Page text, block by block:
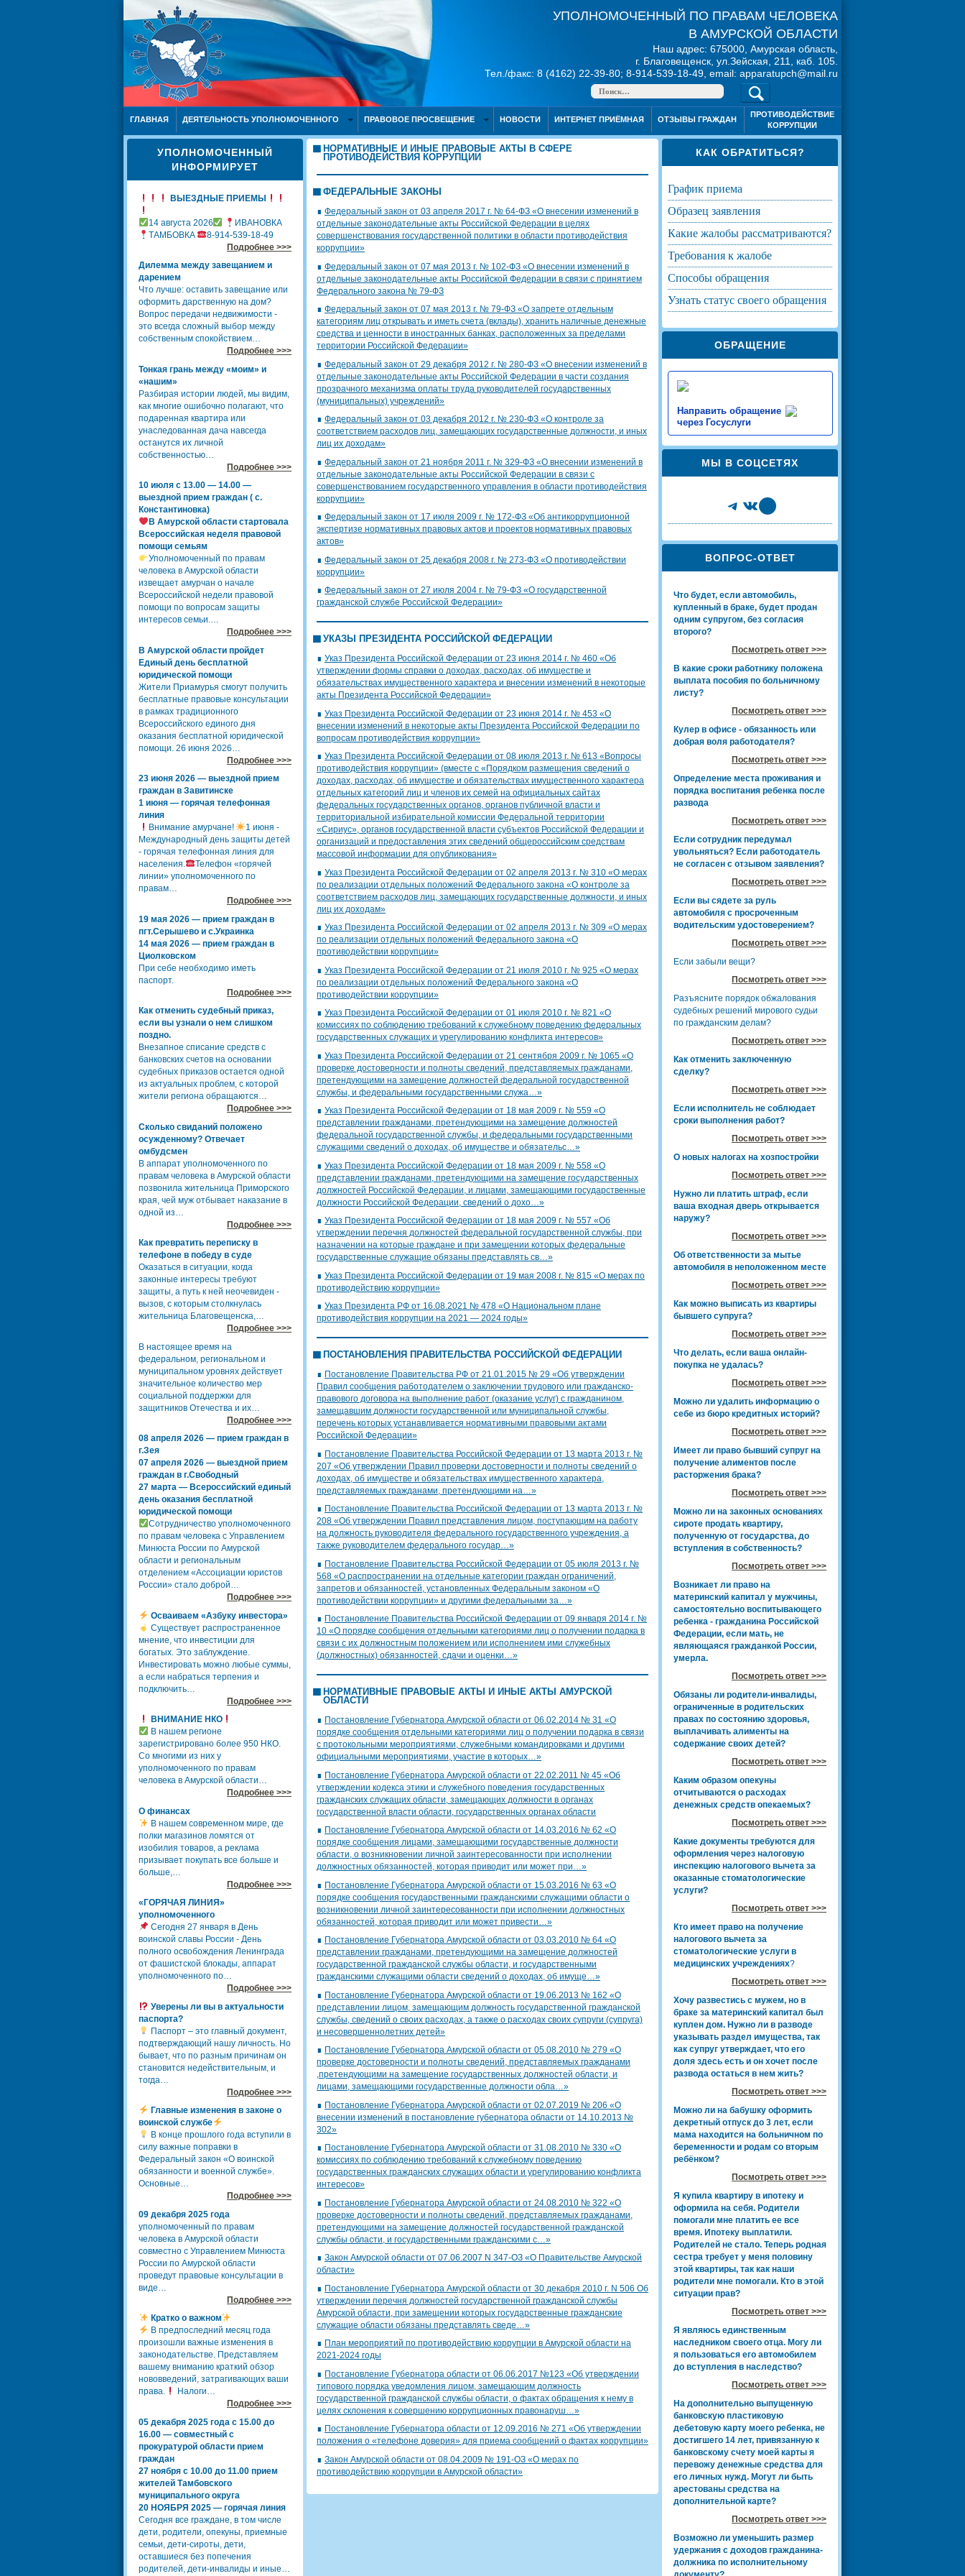
УПОЛНОМОЧЕННЫЙ ПО ПРАВАМ ЧЕЛОВЕКА
В АМУРСКОЙ ОБЛАСТИ
Наш адрес: 675000, Амурская область,
г. Благовещенск, ул.Зейская, 211, каб. 105.
Тел./факс: 8 (4162) 22-39-80; 8-914-539-18-49, email: apparatupch@mail.ru
ГЛАВНАЯ ДЕЯТЕЛЬНОСТЬ УПОЛНОМОЧЕННОГО ПРАВОВОЕ ПРОСВЕЩЕНИЕ НОВОСТИ ИНТЕРНЕТ ПРИЁМНАЯ ОТЗЫВЫ ГРАЖДАН
ПРОТИВОДЕЙСТВИЕ
КОРРУПЦИИ
УПОЛНОМОЧЕННЫЙ
ИНФОРМИРУЕТ
ВЫЕЗДНЫЕ ПРИЕМЫ
14 августа 2026
ИВАНОВКА
ТАМБОВКА
8-914-539-18-49
Подробнее >>>
Дилемма между завещанием и
дарением
Что лучше: оставить завещание или
оформить дарственную на дом?
Вопрос передачи недвижимости -
это всегда сложный выбор между
собственным спокойствием…
Подробнее >>>
Тонкая грань между «моим» и
«нашим»
Разбирая истории людей, мы видим,
как многие ошибочно полагают, что
подаренная квартира или
унаследованная дача навсегда
останутся их личной
собственностью…
Подробнее >>>
10 июля с 13.00 — 14.00 —
выездной прием граждан ( с.
Константиновка)
В Амурской области стартовала
Всероссийская неделя правовой
помощи семьям
Уполномоченный по правам
человека в Амурской области
извещает амурчан о начале
Всероссийской недели правовой
помощи по вопросам защиты
интересов семьи.…
Подробнее >>>
В Амурской области пройдет
Единый день бесплатной
юридической помощи
Жители Приамурья смогут получить
бесплатные правовые консультации
в рамках традиционного
Всероссийского единого дня
оказания бесплатной юридической
помощи. 26 июня 2026…
Подробнее >>>
23 июня 2026 — выездной прием
граждан в Завитинске
1 июня — горячая телефонная
линия
Внимание амурчане!
1 июня -
Международный день защиты детей
- горячая телефонная линия для
населения.
Телефон «горячей
линии» уполномоченного по
правам…
Подробнее >>>
19 мая 2026 — прием граждан в
пгт.Серышево и с.Украинка
14 мая 2026 — прием граждан в
Циолковском
При себе необходимо иметь
паспорт.
Подробнее >>>
Как отменить судебный приказ,
если вы узнали о нем слишком
поздно.
Внезапное списание средств с
банковских счетов на основании
судебных приказов остается одной
из актуальных проблем, с которой
жители региона обращаются…
Подробнее >>>
Сколько свиданий положено
осужденному? Отвечает
омбудсмен
В аппарат уполномоченного по
правам человека в Амурской области
позвонила жительница Приморского
края, чей муж отбывает наказание в
одной из…
Подробнее >>>
Как превратить переписку в
телефоне в победу в суде
Оказаться в ситуации, когда
законные интересы требуют
защиты, а путь к ней неочевиден -
вызов, с которым столкнулась
жительница Благовещенска,…
Подробнее >>>
В настоящее время на
федеральном, региональном и
муниципальном уровнях действует
значительное количество мер
социальной поддержки для
защитников Отечества и их…
Подробнее >>>
08 апреля 2026 — прием граждан в
г.Зея
07 апреля 2026 — выездной прием
граждан в г.Свободный
27 марта — Всероссийский единый
день оказания бесплатной
юридической помощи
Сотрудничество уполномоченного
по правам человека с Управлением
Минюста России по Амурской
области и региональным
отделением «Ассоциации юристов
России» стало доброй…
Подробнее >>>
Осваиваем «Азбуку инвестора»
Существует распространенное
мнение, что инвестиции для
богатых. Это заблуждение.
Инвестировать можно любые суммы,
а если набраться терпения и
подключить…
Подробнее >>>
ВНИМАНИЕ НКО
В нашем регионе
зарегистрировано более 950 НКО.
Со многими из них у
уполномоченного по правам
человека в Амурской области…
Подробнее >>>
О финансах
В нашем современном мире, где
полки магазинов ломятся от
изобилия товаров, а реклама
призывает покупать все больше и
больше,…
Подробнее >>>
«ГОРЯЧАЯ ЛИНИЯ»
уполномоченного
Сегодня 27 января в День
воинской славы России - День
полного освобождения Ленинграда
от фашистской блокады, аппарат
уполномоченного по…
Подробнее >>>
Уверены ли вы в актуальности
паспорта?
Паспорт – это главный документ,
подтверждающий нашу личность. Но
бывает, что по разным причинам он
становится недействительным, и
тогда…
Подробнее >>>
Главные изменения в законе о
воинской службе
В конце прошлого года вступили в
силу важные поправки в
Федеральный закон «О воинской
обязанности и военной службе».
Основные…
Подробнее >>>
09 декабря 2025 года
уполномоченный по правам
человека в Амурской области
совместно с Управлением Минюста
России по Амурской области
проведут правовые консультации в
виде…
Подробнее >>>
Кратко о важном
В предпоследний месяц года
произошли важные изменения в
законодательстве. Представляем
вашему вниманию краткий обзор
нововведений, затрагивающих ваши
права.
Налоги…
Подробнее >>>
05 декабря 2025 года с 15.00 до
16.00 — совместный с
прокуратурой области прием
граждан
27 ноября с 10.00 до 11.00 прием
жителей Тамбовского
муниципального округа
20 НОЯБРЯ 2025 — горячая линия
Сегодня все граждане, в том числе
дети, родители, опекуны, приемные
семьи, дети-сироты, дети,
оставшиеся без попечения
родителей, дети-инвалиды и иные…
НОРМАТИВНЫЕ И ИНЫЕ ПРАВОВЫЕ АКТЫ В СФЕРЕ
ПРОТИВОДЕЙСТВИЯ КОРРУПЦИИ
ФЕДЕРАЛЬНЫЕ ЗАКОНЫ
∎ Федеральный закон от 03 апреля 2017 г. № 64-ФЗ «О внесении изменений в
отдельные законодательные акты Российской Федерации в целях
совершенствования государственной политики в области противодействия
коррупции»
∎ Федеральный закон от 07 мая 2013 г. № 102-ФЗ «О внесении изменений в
отдельные законодательные акты Российской Федерации в связи с принятием
Федерального закона № 79-ФЗ
∎ Федеральный закон от 07 мая 2013 г. № 79-ФЗ «О запрете отдельным
категориям лиц открывать и иметь счета (вклады), хранить наличные денежные
средства и ценности в иностранных банках, расположенных за пределами
территории Российской Федерации»
∎ Федеральный закон от 29 декабря 2012 г. № 280-ФЗ «О внесении изменений в
отдельные законодательные акты Российской Федерации в части создания
прозрачного механизма оплаты труда руководителей государственных
(муниципальных) учреждений»
∎ Федеральный закон от 03 декабря 2012 г. № 230-ФЗ «О контроле за
соответствием расходов лиц, замещающих государственные должности, и иных
лиц их доходам»
∎ Федеральный закон от 21 ноября 2011 г. № 329-ФЗ «О внесении изменений в
отдельные законодательные акты Российской Федерации в связи с
совершенствованием государственного управления в области противодействия
коррупции»
∎ Федеральный закон от 17 июля 2009 г. № 172-ФЗ «Об антикоррупционной
экспертизе нормативных правовых актов и проектов нормативных правовых
актов»
∎ Федеральный закон от 25 декабря 2008 г. № 273-ФЗ «О противодействии
коррупции»
∎ Федеральный закон от 27 июля 2004 г. № 79-ФЗ «О государственной
гражданской службе Российской Федерации»
УКАЗЫ ПРЕЗИДЕНТА РОССИЙСКОЙ ФЕДЕРАЦИИ
∎ Указ Президента Российской Федерации от 23 июня 2014 г. № 460 «Об
утверждении формы справки о доходах, расходах, об имуществе и
обязательствах имущественного характера и внесении изменений в некоторые
акты Президента Российской Федерации»
∎ Указ Президента Российской Федерации от 23 июня 2014 г. № 453 «О
внесении изменений в некоторые акты Президента Российской Федерации по
вопросам противодействия коррупции»
∎ Указ Президента Российской Федерации от 08 июля 2013 г. № 613 «Вопросы
противодействия коррупции» (вместе с «Порядком размещения сведений о
доходах, расходах, об имуществе и обязательствах имущественного характера
отдельных категорий лиц и членов их семей на официальных сайтах
федеральных государственных органов, органов публичной власти и
территориальной избирательной комиссии Федеральной территории
«Сириус», органов государственной власти субъектов Российской Федерации и
организаций и предоставления этих сведений общероссийским средствам
массовой информации для опубликования»
∎ Указ Президента Российской Федерации от 02 апреля 2013 г. № 310 «О мерах
по реализации отдельных положений Федерального закона «О контроле за
соответствием расходов лиц, замещающих государственные должности, и иных
лиц их доходам»
∎ Указ Президента Российской Федерации от 02 апреля 2013 г. № 309 «О мерах
по реализации отдельных положений Федерального закона «О
противодействии коррупции»
∎ Указ Президента Российской Федерации от 21 июля 2010 г. № 925 «О мерах
по реализации отдельных положений Федерального закона «О
противодействии коррупции»
∎ Указ Президента Российской Федерации от 01 июля 2010 г. № 821 «О
комиссиях по соблюдению требований к служебному поведению федеральных
государственных служащих и урегулированию конфликта интересов»
∎ Указ Президента Российской Федерации от 21 сентября 2009 г. № 1065 «О
проверке достоверности и полноты сведений, представляемых гражданами,
претендующими на замещение должностей федеральной государственной
службы, и федеральными государственными служа…»
∎ Указ Президента Российской Федерации от 18 мая 2009 г. № 559 «О
представлении гражданами, претендующими на замещение должностей
федеральной государственной службы, и федеральными государственными
служащими сведений о доходах, об имуществе и обязательс…»
∎ Указ Президента Российской Федерации от 18 мая 2009 г. № 558 «О
представлении гражданами, претендующими на замещение государственных
должностей Российской Федерации, и лицами, замещающими государственные
должности Российской Федерации, сведений о дохо…»
∎ Указ Президента Российской Федерации от 18 мая 2009 г. № 557 «Об
утверждении перечня должностей федеральной государственной службы, при
назначении на которые граждане и при замещении которых федеральные
государственные служащие обязаны представлять св…»
∎ Указ Президента Российской Федерации от 19 мая 2008 г. № 815 «О мерах по
противодействию коррупции»
∎ Указ Президента РФ от 16.08.2021 № 478 «О Национальном плане
противодействия коррупции на 2021 — 2024 годы»
ПОСТАНОВЛЕНИЯ ПРАВИТЕЛЬСТВА РОССИЙСКОЙ ФЕДЕРАЦИИ
∎ Постановление Правительства РФ от 21.01.2015 № 29 «Об утверждении
Правил сообщения работодателем о заключении трудового или гражданско-
правового договора на выполнение работ (оказание услуг) с гражданином,
замещавшим должности государственной или муниципальной службы,
перечень которых устанавливается нормативными правовыми актами
Российской Федерации»
∎ Постановление Правительства Российской Федерации от 13 марта 2013 г. №
207 «Об утверждении Правил проверки достоверности и полноты сведений о
доходах, об имуществе и обязательствах имущественного характера,
представляемых гражданами, претендующими на…»
∎ Постановление Правительства Российской Федерации от 13 марта 2013 г. №
208 «Об утверждении Правил представления лицом, поступающим на работу
на должность руководителя федерального государственного учреждения, а
также руководителем федерального государ…»
∎ Постановление Правительства Российской Федерации от 05 июля 2013 г. №
568 «О распространении на отдельные категории граждан ограничений,
запретов и обязанностей, установленных Федеральным законом «О
противодействии коррупции» и другими федеральными за…»
∎ Постановление Правительства Российской Федерации от 09 января 2014 г. №
10 «О порядке сообщения отдельными категориями лиц о получении подарка в
связи с их должностным положением или исполнением ими служебных
(должностных) обязанностей, сдачи и оценки…»
НОРМАТИВНЫЕ ПРАВОВЫЕ АКТЫ И ИНЫЕ АКТЫ АМУРСКОЙ
ОБЛАСТИ
∎ Постановление Губернатора Амурской области от 06.02.2014 № 31 «О
порядке сообщения отдельными категориями лиц о получении подарка в связи
с протокольными мероприятиями, служебными командировками и другими
официальными мероприятиями, участие в которых…»
∎ Постановление Губернатора Амурской области от 22.02.2011 № 45 «Об
утверждении кодекса этики и служебного поведения государственных
гражданских служащих области, замещающих должности в органах
государственной власти области, государственных органах области
∎ Постановление Губернатора Амурской области от 14.03.2016 № 62 «О
порядке сообщения лицами, замещающими государственные должности
области, о возникновении личной заинтересованности при исполнении
должностных обязанностей, которая приводит или может при…»
∎ Постановление Губернатора Амурской области от 15.03.2016 № 63 «О
порядке сообщения государственными гражданскими служащими области о
возникновении личной заинтересованности при исполнении должностных
обязанностей, которая приводит или может привести…»
∎ Постановление Губернатора Амурской области от 03.03.2010 № 64 «О
представлении гражданами, претендующими на замещение должностей
государственной гражданской службы области, и государственными
гражданскими служащими области сведений о доходах, об имуще…»
∎ Постановление Губернатора Амурской области от 19.06.2013 № 162 «О
представлении лицом, замещающим должность государственной гражданской
службы, сведений о своих расходах, а также о расходах своих супруги (супруга)
и несовершеннолетних детей»
∎ Постановление Губернатора Амурской области от 05.08.2010 № 279 «О
проверке достоверности и полноты сведений, представляемых гражданами
,претендующими на замещение государственных должностей области, и
лицами, замещающими государственные должности обла…»
∎ Постановление Губернатора Амурской области от 02.07.2019 № 206 «О
внесении изменений в постановление губернатора области от 14.10.2013 №
302»
∎ Постановление Губернатора Амурской области от 31.08.2010 № 330 «О
комиссиях по соблюдению требований к служебному поведению
государственных гражданских служащих области и урегулированию конфликта
интересов»
∎ Постановление Губернатора Амурской области от 24.08.2010 № 322 «О
проверке достоверности и полноты сведений, представляемых гражданами,
претендующими на замещение должностей государственной гражданской
службы области, и государственными гражданскими с…»
∎ Закон Амурской области от 07.06.2007 N 347-ОЗ «О Правительстве Амурской
области»
∎ Постановление Губернатора Амурской области от 30 декабря 2010 г. N 506 Об
утверждении перечня должностей государственной гражданской службы
Амурской области, при замещении которых государственные гражданские
служащие области обязаны представлять сведе…»
∎ План мероприятий по противодействию коррупции в Амурской области на
2021-2024 годы
∎ Постановление Губернатора области от 06.06.2017 №123 «Об утверждении
типового порядка уведомления лицом, замещающим должность
государственной гражданской службы области, о фактах обращения к нему в
целях склонения к совершению коррупционных правонаруш…»
∎ Постановление Губернатора области от 12.09.2016 № 271 «Об утверждении
положения о «телефоне доверия» для приема сообщений о фактах коррупции»
∎ Закон Амурской области от 08.04.2009 № 191-ОЗ «О мерах по
противодействию коррупции в Амурской области»
КАК ОБРАТИТЬСЯ?
график приема
образец заявления
какие жалобы рассматриваются?
требования к жалобе
способы обращения
узнать статус своего обращения
ОБРАЩЕНИЕ
Направить обращение
через Госуслуги
МЫ В СОЦСЕТЯХ
Telegram
VKShare Icon
ВОПРОС-ОТВЕТ
Что будет, если автомобиль,
купленный в браке, будет продан
одним супругом, без согласия
второго?
Посмотреть ответ >>>
В какие сроки работнику положена
выплата пособия по больничному
листу?
Посмотреть ответ >>>
Кулер в офисе - обязанность или
добрая воля работодателя?
Посмотреть ответ >>>
Определение места проживания и
порядка воспитания ребенка после
развода
Посмотреть ответ >>>
Если сотрудник передумал
увольняться? Если работодатель
не согласен с отзывом заявления?
Посмотреть ответ >>>
Если вы сядете за руль
автомобиля с просроченным
водительским удостоверением?
Посмотреть ответ >>>
Если забыли вещи?
Посмотреть ответ >>>
Разъясните порядок обжалования
судебных решений мирового судьи
по гражданским делам?
Посмотреть ответ >>>
Как отменить заключенную
сделку?
Посмотреть ответ >>>
Если исполнитель не соблюдает
сроки выполнения работ?
Посмотреть ответ >>>
О новых налогах на хозпостройки
Посмотреть ответ >>>
Нужно ли платить штраф, если
ваша входная дверь открывается
наружу?
Посмотреть ответ >>>
Об ответственности за мытье
автомобиля в неположенном месте
Посмотреть ответ >>>
Как можно выписать из квартиры
бывшего супруга?
Посмотреть ответ >>>
Что делать, если ваша онлайн-
покупка не удалась?
Посмотреть ответ >>>
Можно ли удалить информацию о
себе из бюро кредитных историй?
Посмотреть ответ >>>
Имеет ли право бывший супруг на
получение алиментов после
расторжения брака?
Посмотреть ответ >>>
Можно ли на законных основаниях
сироте продать квартиру,
полученную от государства, до
вступления в собственность?
Посмотреть ответ >>>
Возникает ли право на
материнский капитал у мужчины,
самостоятельно воспитывающего
ребенка - гражданина Российской
Федерации, если мать, не
являющаяся гражданкой России,
умерла.
Посмотреть ответ >>>
Обязаны ли родители-инвалиды,
ограниченные в родительских
правах по состоянию здоровья,
выплачивать алименты на
содержание своих детей?
Посмотреть ответ >>>
Каким образом опекуны
отчитываются о расходах
денежных средств опекаемых?
Посмотреть ответ >>>
Какие документы требуются для
оформления через налоговую
инспекцию налогового вычета за
оказанные стоматологические
услуги?
Посмотреть ответ >>>
Кто имеет право на получение
налогового вычета за
стоматологические услуги в
медицинских учреждениях?
Посмотреть ответ >>>
Хочу развестись с мужем, но в
браке за материнский капитал был
куплен дом. Нужно ли в разводе
указывать раздел имущества, так
как супруг утверждает, что его
доля здесь есть и он хочет после
развода остаться в нем жить?
Посмотреть ответ >>>
Можно ли на бабушку оформить
декретный отпуск до 3 лет, если
мама находится на больничном по
беременности и родам со вторым
ребёнком?
Посмотреть ответ >>>
Я купила квартиру в ипотеку и
оформила на себя. Родители
помогали мне платить ее все
время. Ипотеку выплатили.
Родителей не стало. Теперь родная
сестра требует у меня половину
этой квартиры, так как наши
родители мне помогали. Кто в этой
ситуации прав?
Посмотреть ответ >>>
Я являюсь единственным
наследником своего отца. Могу ли
я пользоваться его автомобилем
до вступления в наследство?
Посмотреть ответ >>>
На дополнительно выпущенную
банковскую пластиковую
дебетовую карту моего ребенка, не
достигшего 14 лет, привязанную к
банковскому счету моей карты я
перевожу денежные средства для
его личных нужд. Могут ли быть
арестованы средства на
дополнительной карте?
Посмотреть ответ >>>
Возможно ли уменьшить размер
удержания с доходов гражданина-
должника по исполнительному